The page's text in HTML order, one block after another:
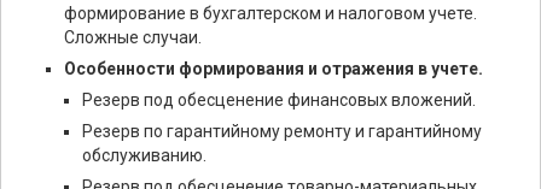
формирование в бухгалтерском и налоговом учете.
Сложные случаи.
Особенности формирования и отражения в учете.
Резерв под обесценение финансовых вложений.
Резерв по гарантийному ремонту и гарантийному
обслуживанию.